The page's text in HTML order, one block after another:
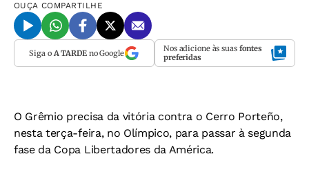
OUÇA COMPARTILHE
Siga o A TARDEno Google Nos adicione às suas fontes
preferidas
O Grêmio precisa da vitória contra o Cerro Porteño,
nesta terça-feira, no Olímpico, para passar à segunda
fase da Copa Libertadores da América.